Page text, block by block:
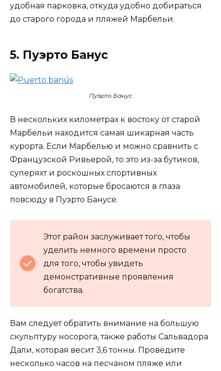
удобная парковка, откуда удобно добираться
до старого города и пляжей Марбельи.
5. Пуэрто Банус
Пуэрто Банус
В нескольких километрах к востоку от старой
Марбельи находится самая шикарная часть
курорта. Если Марбелью и можно сравнить с
Французской Ривьерой, то это из-за бутиков,
суперяхт и роскошных спортивных
автомобилей, которые бросаются в глаза
повсюду в Пуэрто Банусе.
Этот район заслуживает того, чтобы
уделить немного времени просто
для того, чтобы увидеть
демонстративные проявления
богатства.
Вам следует обратить внимание на большую
скульптуру носорога, также работы Сальвадора
Дали, которая весит 3,6 тонны. Проведите
несколько часов на песчаном пляже или